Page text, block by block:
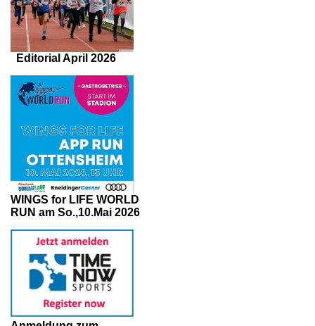
Editorial April 2026
WINGS for LIFE WORLD
RUN am So.,10.Mai 2026